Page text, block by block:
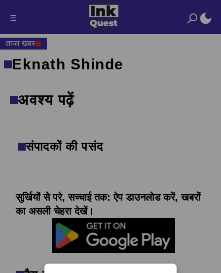
☰
ताजा खबर
Eknath Shinde
अवश्य पढ़ें
संपादकों की पसंद
सुर्खियों से परे, सच्चाई तक: ऐप डाउनलोड करें, खबरों
का असली चेहरा देखें।